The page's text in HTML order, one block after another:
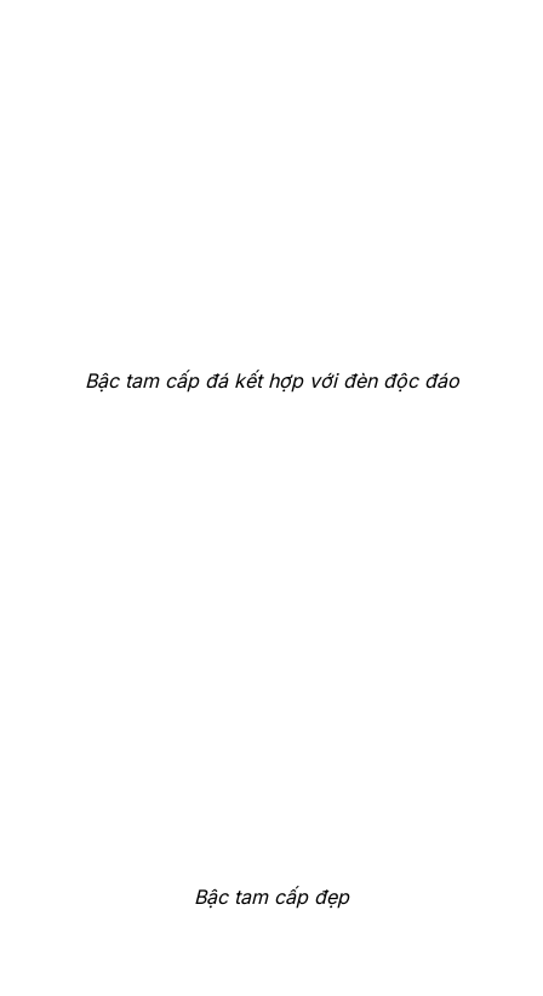
Bậc tam cấp đá kết hợp với đèn độc đáo
Bậc tam cấp đẹp